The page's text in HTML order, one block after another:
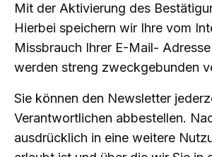
Mit der Aktivierung des
Hierbei speichern wir Ihre vom
Missbrauch Ihrer E-Mail-
werden streng zweckgebunden
Sie können den Newsletter
Verantwortlichen abbestellen.
ausdrücklich in eine weitere